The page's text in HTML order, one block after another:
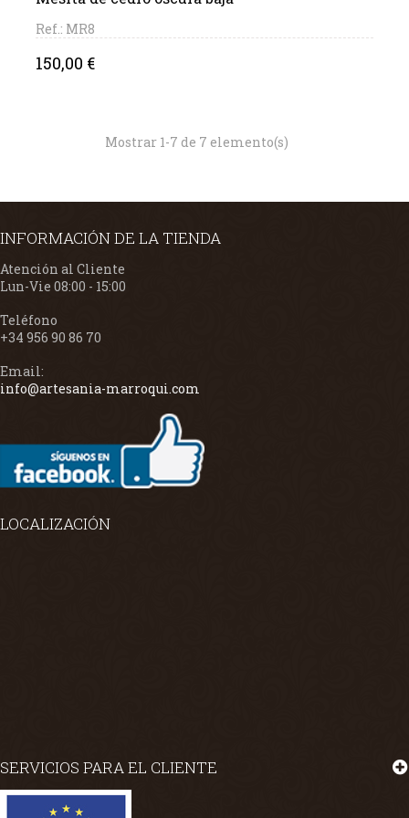
Ref.: MR8
Precio
150,00 €
Mostrar 1-7 de 7 elemento(s)
INFORMACIÓN DE LA TIENDA
Atención al Cliente
Lun-Vie 08:00 - 15:00
Teléfono
+34 956 90 86 70
Email:
info@artesania-marroqui.com
LOCALIZACIÓN
SERVICIOS PARA EL CLIENTE